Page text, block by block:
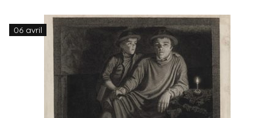
06 avril